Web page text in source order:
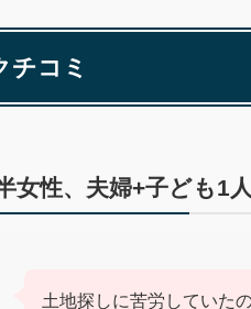
チコミ
女性、夫婦+子ども1人
土地探しに苦労していた